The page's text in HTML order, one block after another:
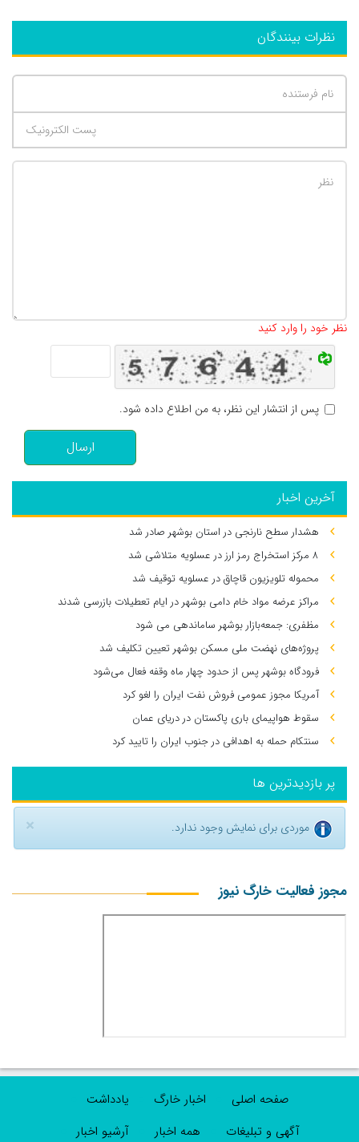
نظرات بینندگان
نظر خود را وارد کنید
پس از انتشار این نظر، به من اطلاع داده شود.
ارسال
آخرین اخبار
هشدار سطح نارنجی در استان بوشهر صادر شد
۸ مرکز استخراج رمز ارز در عسلویه متلاشی شد
محموله تلویزیون قاچاق در عسلویه توقیف شد
مراکز عرضه مواد خام دامی بوشهر در ایام تعطیلات بازرسی شدند
مظفری: جمعه‌بازار بوشهر ساماندهی می‌ شود
پروژه‌های نهضت ملی مسکن بوشهر تعیین تکلیف شد
فرودگاه بوشهر پس از حدود چهار ماه وقفه فعال می‌شود
آمریکا مجوز عمومی فروش نفت ایران را لغو کرد
سقوط هواپیمای باری پاکستان در دریای عمان
سنتکام حمله به اهدافی در جنوب ایران را تایید کرد
پر بازدیدترین ها
× موردی برای نمایش وجود ندارد.
مجوز فعالیت خارگ نیوز
صفحه اصلی اخبار خارگ
یادداشت
آگهی و تبلیغات
همه اخبار آرشیو اخبار